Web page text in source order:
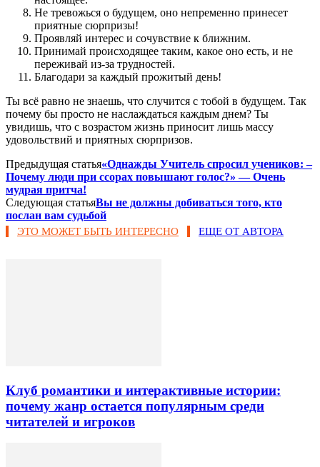
Не тревожься о будущем, оно непременно принесет
приятные сюрпризы!
Проявляй интерес и сочувствие к ближним.
Принимай происходящее таким, какое оно есть, и не
переживай из-за трудностей.
Благодари за каждый прожитый день!
Ты всё равно не знаешь, что случится с тобой в будущем. Так
почему бы просто не наслаждаться каждым днем? Ты
увидишь, что с возрастом жизнь приносит лишь массу
удовольствий и приятных сюрпризов.
Предыдущая статья«Однажды Учитель спросил учеников: –
Почему люди при ссорах повышают голос?» — Очень
мудрая притча!
Следующая статьяВы не должны добиваться того, кто
послан вам судьбой
ЭТО МОЖЕТ БЫТЬ ИНТЕРЕСНО ЕЩЕ ОТ АВТОРА
Клуб романтики и интерактивные истории:
почему жанр остается популярным среди
читателей и игроков